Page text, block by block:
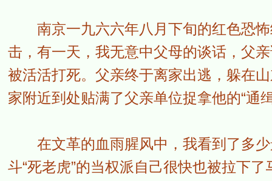
南京一九六六年八月下旬的红色恐怖
击，有一天，我无意中父母的谈话，父
被活活打死。父亲终于离家出逃，躲在
家附近到处贴满了父亲单位捉拿他的“通
在文革的血雨腥风中，我看到了多少
斗“死老虎”的当权派自己很快也被拉下了